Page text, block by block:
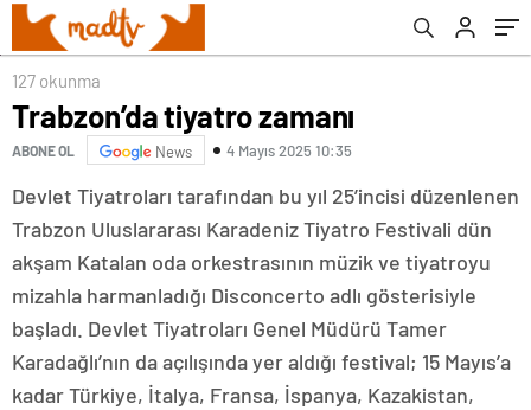
127 okunma
Trabzon’da tiyatro zamanı
ABONE OL News 4 Mayıs 2025 10:35
Devlet Tiyatroları tarafından bu yıl 25’incisi düzenlenen
Trabzon Uluslararası Karadeniz Tiyatro Festivali dün
akşam Katalan oda orkestrasının müzik ve tiyatroyu
mizahla harmanladığı Disconcerto adlı gösterisiyle
başladı. Devlet Tiyatroları Genel Müdürü Tamer
Karadağlı’nın da açılışında yer aldığı festival; 15 Mayıs’a
kadar Türkiye, İtalya, Fransa, İspanya, Kazakistan,